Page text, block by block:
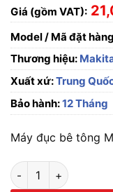
Giá (gồm VAT):
Model / Mã đặt
Thương hiệu:
Xuất xứ:Trung
Bảo hành:12 Tháng
Máy đục bê tông
Máy đục bê tông